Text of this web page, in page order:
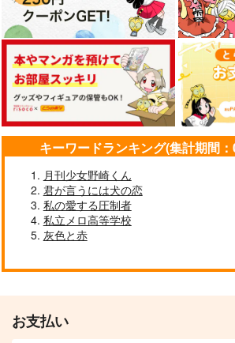
サンプル
作品詳細
サンプル
作品詳細
ルルナナ
Irises
キーワードランキング(集計期間
月刊少女野崎くん
君が言うには犬の恋
私の愛する圧制者
私立メロ高等学校
灰色と赤
お支払い